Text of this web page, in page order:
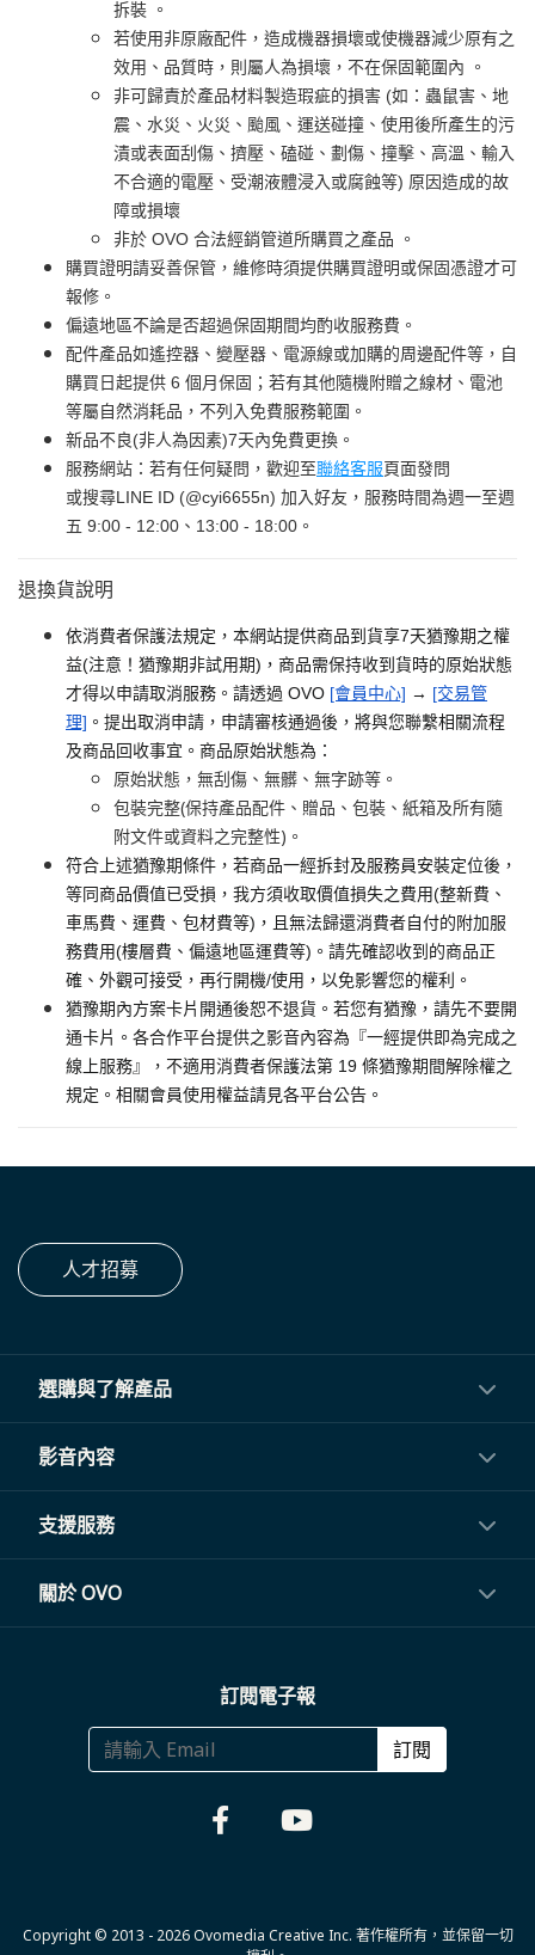
拆裝 。
若使用非原廠配件，造成機器損壞或使機器減少原有之
效用、品質時，則屬人為損壞，不在保固範圍內 。
非可歸責於產品材料製造瑕疵的損害 (如：蟲鼠害、地
震、水災、火災、颱風、運送碰撞、使用後所產生的污
漬或表面刮傷、擠壓、磕碰、劃傷、撞擊、高溫、輸入
不合適的電壓、受潮液體浸入或腐蝕等) 原因造成的故
障或損壞
非於 OVO 合法經銷管道所購買之產品 。
購買證明請妥善保管，維修時須提供購買證明或保固憑證才可
報修。
偏遠地區不論是否超過保固期間均酌收服務費。
配件產品如遙控器、變壓器、電源線或加購的周邊配件等，自
購買日起提供 6 個月保固；若有其他隨機附贈之線材、電池
等屬自然消耗品，不列入免費服務範圍。
新品不良(非人為因素)7天內免費更換。
服務網站：若有任何疑問，歡迎至聯絡客服頁面發問
或搜尋LINE ID (@cyi6655n) 加入好友，服務時間為週一至週
五 9:00 - 12:00、13:00 - 18:00。
退換貨說明
依消費者保護法規定，本網站提供商品到貨享7天猶豫期之權
益(注意！猶豫期非試用期)，商品需保持收到貨時的原始狀態
才得以申請取消服務。請透過 OVO [會員中心] → [交易管
理] 。提出取消申請，申請審核通過後，將與您聯繫相關流程
及商品回收事宜。商品原始狀態為：
原始狀態，無刮傷、無髒、無字跡等。
包裝完整(保持產品配件、贈品、包裝、紙箱及所有隨
附文件或資料之完整性)。
符合上述猶豫期條件，若商品一經拆封及服務員安裝定位後，
等同商品價值已受損，我方須收取價值損失之費用(整新費、
車馬費、運費、包材費等)，且無法歸還消費者自付的附加服
務費用(樓層費、偏遠地區運費等)。請先確認收到的商品正
確、外觀可接受，再行開機/使用，以免影響您的權利。
猶豫期內方案卡片開通後恕不退貨。若您有猶豫，請先不要開
通卡片。各合作平台提供之影音內容為『一經提供即為完成之
線上服務』，不適用消費者保護法第 19 條猶豫期間解除權之
規定。相關會員使用權益請見各平台公告。
人才招募
選購與了解產品
投影機
閨蜜機與電視
電視盒與周邊
福利品專區
影音內容
影音訂閱
支援服務
常見問題
哪裡購買
關於 OVO
商務合作
訂閱電子報
訂閱
Copyright © 2013 - 2026 Ovomedia Creative Inc. 著作權所有，並保留一切